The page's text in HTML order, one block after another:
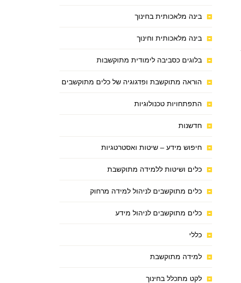
בינה מלאכותית בחינוך
בינה מלאכותית וחינוך
בלוגים כסביבה לימודית מתוקשבות
הוראה מתוקשבת ופדגוגיה של כלים מתוקשבים
התפתחויות טכנולוגיות
חדשנות
חיפוש מידע – שיטות ואסטרטגיות
כלים ושיטות ללמידה מתוקשבת
כלים מתוקשבים לניהול למידה מרחוק
כלים מתוקשבים לניהול מידע
כללי
למידה מתוקשבת
לקט מתכלל בחינוך